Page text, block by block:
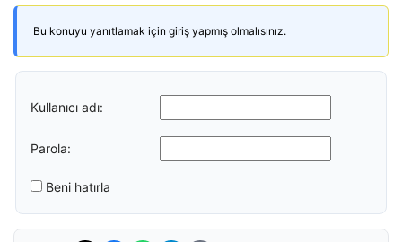
Bu konuyu yanıtlamak için giriş yapmış olmalısınız.
Kullanıcı adı:
Parola:
Beni hatırla